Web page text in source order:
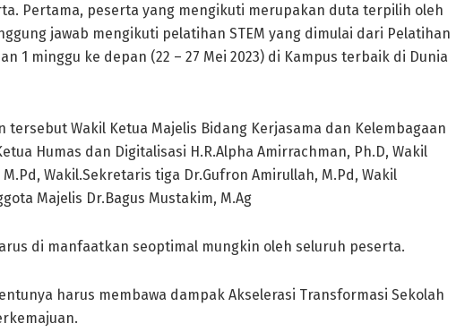
Pertama, peserta yang mengikuti merupakan duta terpilih oleh
jawab mengikuti pelatihan STEM yang dimulai dari Pelatihan
1 minggu ke depan (22 – 27 Mei 2023) di Kampus terbaik di Dunia
Wakil Ketua Majelis Bidang Kerjasama dan Kelembagaan
Humas dan Digitalisasi H.R.Alpha Amirrachman, Ph.D, Wakil
Wakil.Sekretaris tiga Dr.Gufron Amirullah, M.Pd, Wakil
Majelis Dr.Bagus Mustakim, M.Ag
di manfaatkan seoptimal mungkin oleh seluruh peserta.
harus membawa dampak Akselerasi Transformasi Sekolah